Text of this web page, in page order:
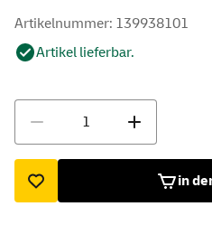
Artikelnummer: 139938101
Artikel lieferbar.
in